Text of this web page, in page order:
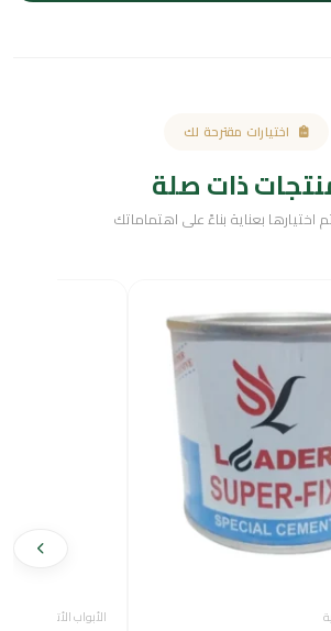
اختيارات مقترحة لك
ذات صلة
اختيارها بعناية بناءً على اهتماماتك
الأبواب الأتوماتيكية